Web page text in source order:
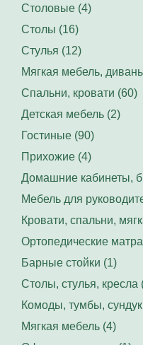
Столовые (4)
Столы (16)
Стулья (12)
Мягкая мебель,
Спальни, кровати (60)
Детская мебель (2)
Гостиные (90)
Прихожие (4)
Домашние кабинеты,
Мебель для
Кровати, спальни,
Ортопедические
Барные стойки (1)
Столы, стулья, кресла
Комоды, тумбы,
Мягкая мебель (4)